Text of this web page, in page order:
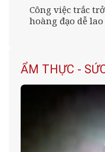
Công việc trắc
hoàng đạo dễ
ẨM THỰC -